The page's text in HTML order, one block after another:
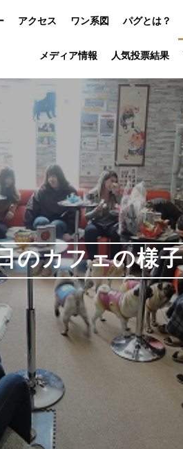
アクセス ワン系図 パグとは？
メディア情報 人気投票結果
のカフェの様子